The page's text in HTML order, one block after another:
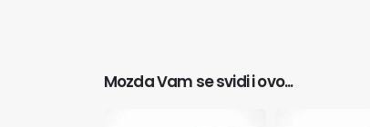
Mozda Vam se svidi i ovo...